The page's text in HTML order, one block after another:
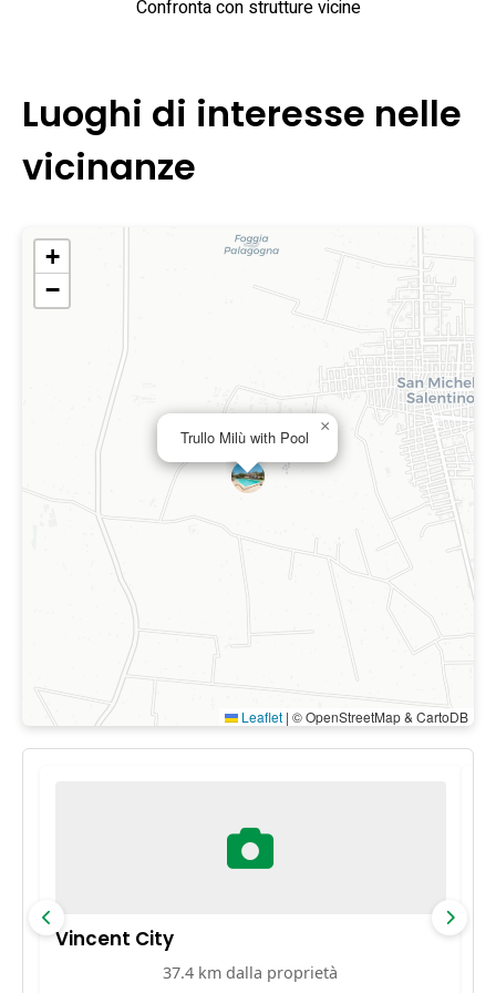
Confronta con strutture vicine
Luoghi di interesse nelle
vicinanze
Trullo Milù with Pool
×
+
−
Leaflet | © OpenStreetMap & CartoDB
Vincent City
37.4 km dalla proprietà